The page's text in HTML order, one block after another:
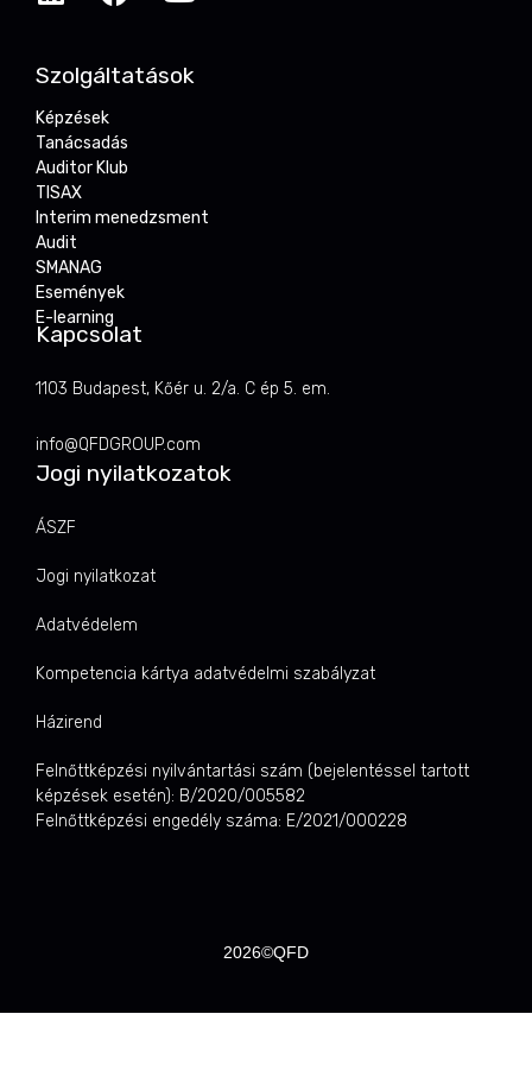
Szolgáltatások
Képzések
Tanácsadás
Auditor Klub
TISAX
Interim menedzsment
Audit
SMANAG
Események
E-learning
Kapcsolat
1103 Budapest, Kőér u. 2/a. C ép 5. em.
info@QFDGROUP.com
Jogi nyilatkozatok
ÁSZF
Jogi nyilatkozat
Adatvédelem
Kompetencia kártya adatvédelmi szabályzat
Házirend
Felnőttképzési nyilvántartási szám (bejelentéssel tartott
képzések esetén): B/2020/005582
Felnőttképzési engedély száma: E/2021/000228
2026©QFD